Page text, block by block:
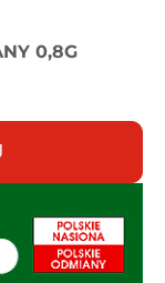
0,8G